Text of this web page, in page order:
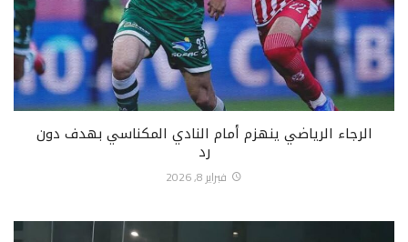
الرجاء الرياضي ينهزم أمام النادي المكناسي بهدف دون
رد
فبراير 8, 2026